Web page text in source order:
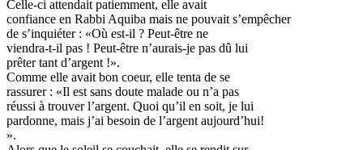
Celle-ci attendait patiemment, elle avait
confiance en Rabbi Aquiba mais ne pouvait s’empêcher
de s’inquiéter : «Où est-il ? Peut-être ne
viendra-t-il pas ! Peut-être n’aurais-je pas dû lui
prêter tant d’argent !».
Comme elle avait bon coeur, elle tenta de se
rassurer : «Il est sans doute malade ou n’a pas
réussi à trouver l’argent. Quoi qu’il en soit, je lui
pardonne, mais j’ai besoin de l’argent aujourd’hui!
».